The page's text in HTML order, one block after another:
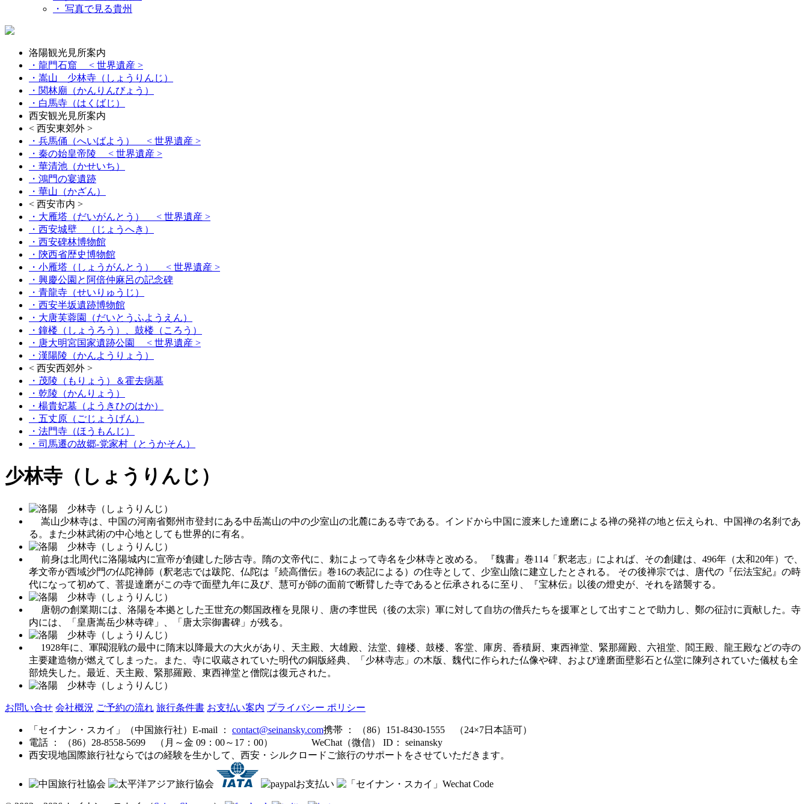
・ 写真で見る貴州
洛陽観光見所案内
・龍門石窟 < 世界遺産 >
・嵩山 少林寺（しょうりんじ）
・関林廟（かんりんびょう）
・白馬寺（はくばじ）
西安観光見所案内
< 西安東郊外 >
・兵馬俑（へいばよう）
< 世界遺産 >
・秦の始皇帝陵 < 世界遺産 >
・華清池（かせいち）
・鴻門の宴遺跡
・華山（かざん）
< 西安市内 >
・大雁塔（だいがんとう）
< 世界遺産 >
・西安城壁 （じょうへき）
・西安碑林博物館
・陝西省歴史博物館
・小雁塔（しょうがんとう）
< 世界遺産 >
・興慶公園と阿倍仲麻呂の記念碑
・青龍寺（せいりゅうじ）
・西安半坂遺跡博物館
・大唐芙蓉園（だいとうふようえん）
・鐘楼（しょうろう）、鼓楼（ころう）
・唐大明宮国家遺跡公園
< 世界遺産 >
・漢陽陵（かんようりょう）
< 西安西郊外 >
・茂陵（もりょう）＆霍去病墓
・乾陵（かんりょう）
・楊貴妃墓（ようきひのはか）
・五丈原（ごじょうげん）
・法門寺（ほうもんじ）
・司馬遷の故郷‐党家村（とうかそん）
少林寺（しょうりんじ）
嵩山少林寺は、中国の河南省鄭州市登封にある中岳嵩山の中の少室山の北麓にある寺である。インドから中国に渡来した達磨による禅の発祥の地と伝えられ、中国禅の名刹であ
る。また少林武術の中心地としても世界的に有名。
前身は北周代に洛陽城内に宣帝が創建した陟古寺。隋の文帝代に、勅によって寺名を少林寺と改める。 『魏書』巻114「釈老志」によれば、その創建は、496年（太和20年）で、
孝文帝が西域沙門の仏陀禅師（釈老志では跋陀、仏陀は『続高僧伝』巻16の表記による）の住寺として、少室山陰に建立したとされる。 その後禅宗では、唐代の『伝法宝紀』の時
代になって初めて、菩提達磨がこの寺で面壁九年に及び、慧可が師の面前で断臂した寺であると伝承されるに至り、『宝林伝』以後の燈史が、それを踏襲する。
唐朝の創業期には、洛陽を本拠とした王世充の鄭国政権を見限り、唐の李世民（後の太宗）軍に対して自坊の僧兵たちを援軍として出すことで助力し、鄭の征討に貢献した。寺
内には、「皇唐嵩岳少林寺碑」、「唐太宗御書碑」が残る。
1928年に、軍閥混戦の最中に隋末以降最大の大火があり、天主殿、大雄殿、法堂、鐘楼、鼓楼、客堂、庫房、香積厨、東西禅堂、緊那羅殿、六祖堂、閻王殿、龍王殿などの寺の
主要建造物が燃えてしまった。また、寺に収蔵されていた明代の銅版経典、「少林寺志」の木版、魏代に作られた仏像や碑、および達磨面壁影石と仏堂に陳列されていた儀杖も全
部焼失した。最近、天主殿、緊那羅殿、東西禅堂と僧院は復元された。
お問い合せ 会社概況 ご予約の流れ 旅行条件書 お支払い案内 プライバシー ポリシー
「セイナン・スカイ」（中国旅行社） E-mail ： contact@seinansky.com携帯 ： （86）151-8430-1555 （24×7日本語可）
電話 ： （86）28-8558-5699 （月～金 09：00～17：00） WeChat（微信） ID： seinansky
西安現地国際旅行社ならではの経験を生かして、西安・シルクロードご旅行のサポートをさせていただきます。